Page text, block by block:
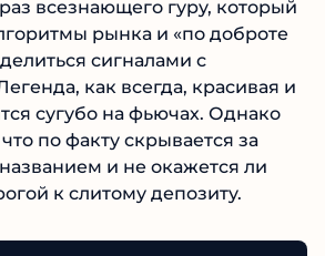
всезнающего гуру,
алгоритмы рынка и
стал делиться
Легенда, как
заработок строится сугубо
давайте узнаем, что по
за этим пафосным
депозиту.